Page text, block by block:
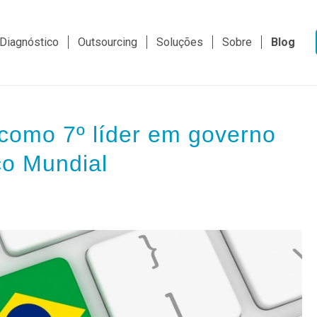
Outsourcing Soluções Sobre Blog
7º líder em governo
Mundial